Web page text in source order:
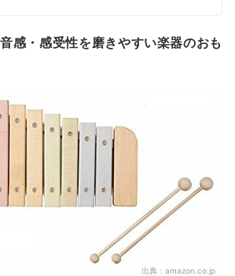
感・感受性を磨きやすい楽器のおも
出典： amazon.co.jp